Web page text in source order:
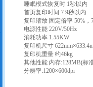
睡眠模式恢复时 1秒以内
首页复印时间 7.9秒以内
复印缩放 固定倍率 50%，
电源性能 220V/50Hz
消耗功率 1.55KW
复印机尺寸
复印机重量 约46kg
其他性能 内存:128MB(标
分辨率:1200×600dpi